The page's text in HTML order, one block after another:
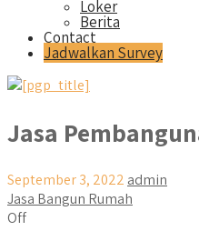
Loker
Berita
Contact
Jadwalkan Survey
Jasa
September 3, 2022 admin
Jasa Bangun Rumah
Off